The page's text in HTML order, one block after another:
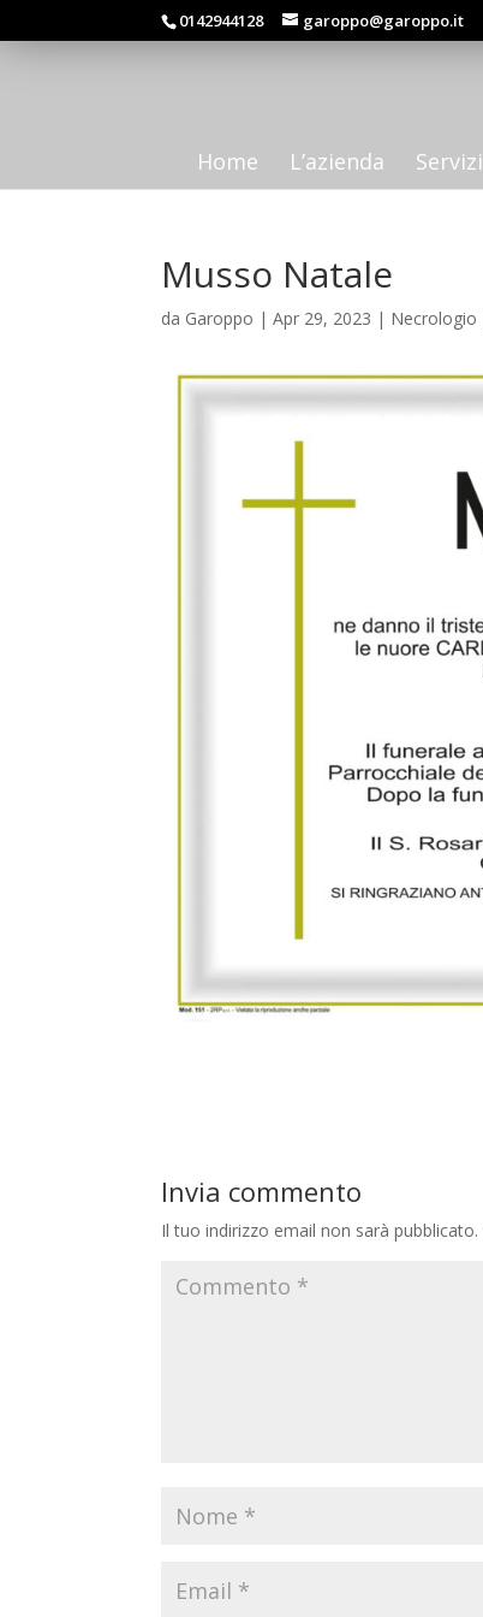
0142944128 garoppo@garoppo.it
Home L’azienda Servizi
Musso Natale
da Garoppo |Apr 29, 2023 | Necrologio
Invia commento
Il tuo indirizzo email non sarà pubblicato.